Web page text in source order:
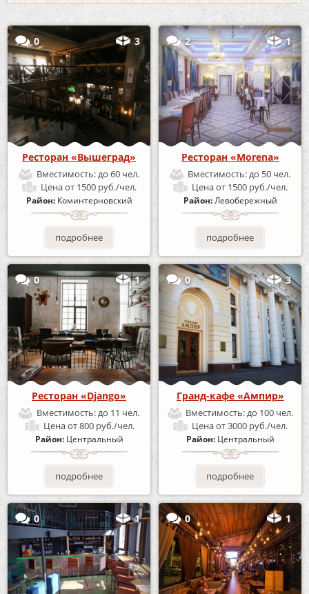
0 3
Ресторан «Вышеград»
Вместимость:до 60 чел.
Ценаот 1500 руб./чел.
Район: Коминтерновский
подробнее
2 1
Ресторан «Morena»
Вместимость:до 50 чел.
Ценаот 1500 руб./чел.
Район:Левобережный
подробнее
0 1
Ресторан «Django»
Вместимость:до 11 чел.
Ценаот 800 руб./чел.
Район: Центральный
подробнее
0 3
Гранд-кафе «Ампир»
Вместимость:до 100 чел.
Ценаот 3000 руб./чел.
Район: Центральный
подробнее
0 1 0 1